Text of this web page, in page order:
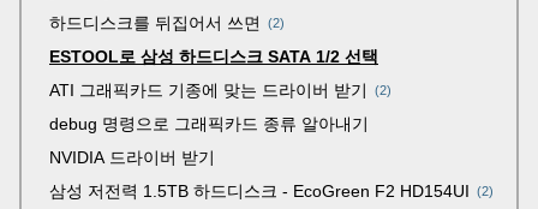
하드디스크를 뒤집어서 쓰면
2
ESTOOL로 삼성 하드디스크 SATA 1/2 선택
ATI 그래픽카드 기종에 맞는 드라이버 받기
2
debug 명령으로 그래픽카드 종류 알아내기
NVIDIA 드라이버 받기
삼성 저전력 1.5TB 하드디스크 - EcoGreen F2 HD154UI
2